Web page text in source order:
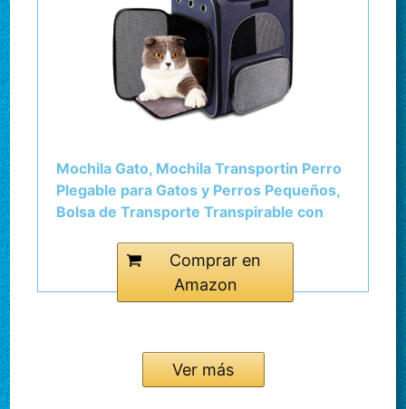
Mochila Gato, Mochila Transportin Perro
Plegable para Gatos y Perros Pequeños,
Bolsa de Transporte Transpirable con
Ideal para Viajes, Uso al Aire Libre
Comprar en
Amazon
Ver más